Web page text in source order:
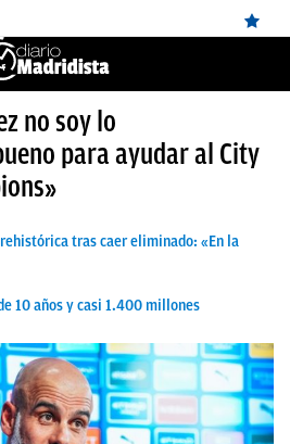
no soy lo
para ayudar al City
tras caer eliminado: «En la
10 años y casi 1.400 millones
Google Continuar ✕